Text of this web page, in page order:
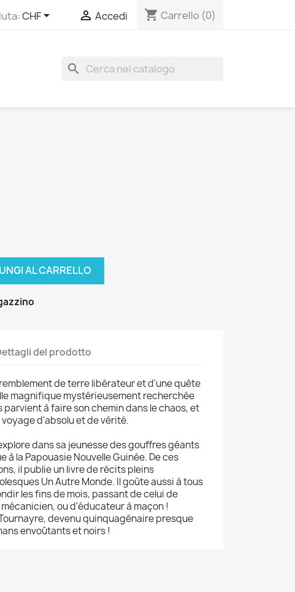
CHF  Accedi shopping_cart Carrello (0)
search
AL CARRELLO
del prodotto
de terre libérateur et d'une quête
magnifique mystérieusement recherchée
à faire son chemin dans le chaos, et
d'absolu et de vérité.
dans sa jeunesse des gouffres géants
à la Papouasie Nouvelle Guinée. De ces
il publie un livre de récits pleins
Un Autre Monde. Il goûte aussi à tous
les fins de mois, passant de celui de
ou d'éducateur à maçon !
devenu quinquagénaire presque
envoûtants et noirs !